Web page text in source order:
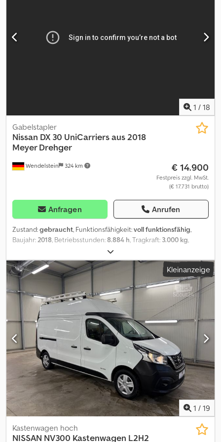
Achsen: 2 - Motor: Renault D/G9U Chedjzrkvqjpfx Aglja -
Hauptuntersuchung gültig bis: 2026-10-21 Ausstattung: -
1 / 18
Wendelstein 324 km
Gabelstapler
Nissan DX 30 UniCarriers aus 2018
Meyer Drehger
€ 14.900
Festpreis zzgl. MwSt.
(€ 17.731 brutto)
Anfragen Anrufen
Zustand:gebraucht, Funktionsfähigkeit:voll funktionsfähig,
Baujahr:2018, Betriebsstunden:8.884 h, Tragkraft: 3.000 kg,
1.600 mm
Masttyp:Simplex, Bauhöhe:2.300 mm, Leistung:34 kW (46,23 PS),
Getriebetyp:Hydrostat, Gabellänge:
, Gesamthöhe:
2.300 mm
, Farbe: Weiß
Anhängerkupplung,
Beleuchtung, Frontschutzbügel, Kabine, Palettengabeln,
verstellbarer Ausleger, Gabelstapler: + UniCarriers + 30 + Baujahr
2018 + 8.884 Betriebsstunden + 46PS Diesel Motor + Meyer
endlos Drehgerät 360°, Typ 5-0122G-EU + Zinkenversteller, 55cm -
148cm (außen gemessen) + Gabellänge 120cm + Masthöhe:
230cm + Freihub - 160cm + Hubhöhe 470cm + Vollkabine mit
Heizung und Schiebefenstern Chodpfoznxh Tex Aglsa +
Beleuchtung + Kabinenschutzgitter + Mastschutzgitter +
Kommunalgerät aus 1. Hand Alle neu eingestellten Fahrzeuge per
Email erhalten – melden Sie sich bei unserem NEWSLETTER an!
Irrtümer und Schreibfehler möglich, Zwischenverkauf
vorbehalten!
Kleinanzeige
1 / 19
Kastenwagen hoch
NISSAN NV300 Kastenwagen L2H2